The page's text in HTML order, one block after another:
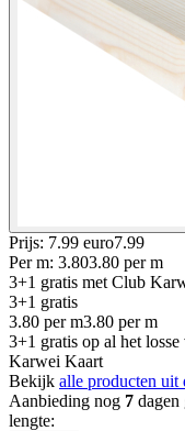
Prijs: 7.99 euro7.99
Per m: 3.803.80 per m
3+1 gratis met Club
3+1 gratis
3.80 per m3.80 per m
3+1 gratis op al het
Karwei Kaart
Bekijk alle producten uit
Aanbieding nog 7 dagen
lengte: